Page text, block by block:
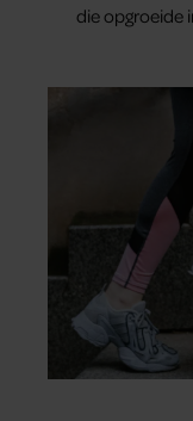
die opgroeide